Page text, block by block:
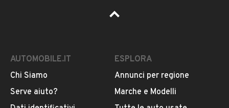
Pubblicità
AUTOMOBILE.IT
Chi Siamo
Serve aiuto?
ESPLORA
Annunci per regione
Marche e Modelli